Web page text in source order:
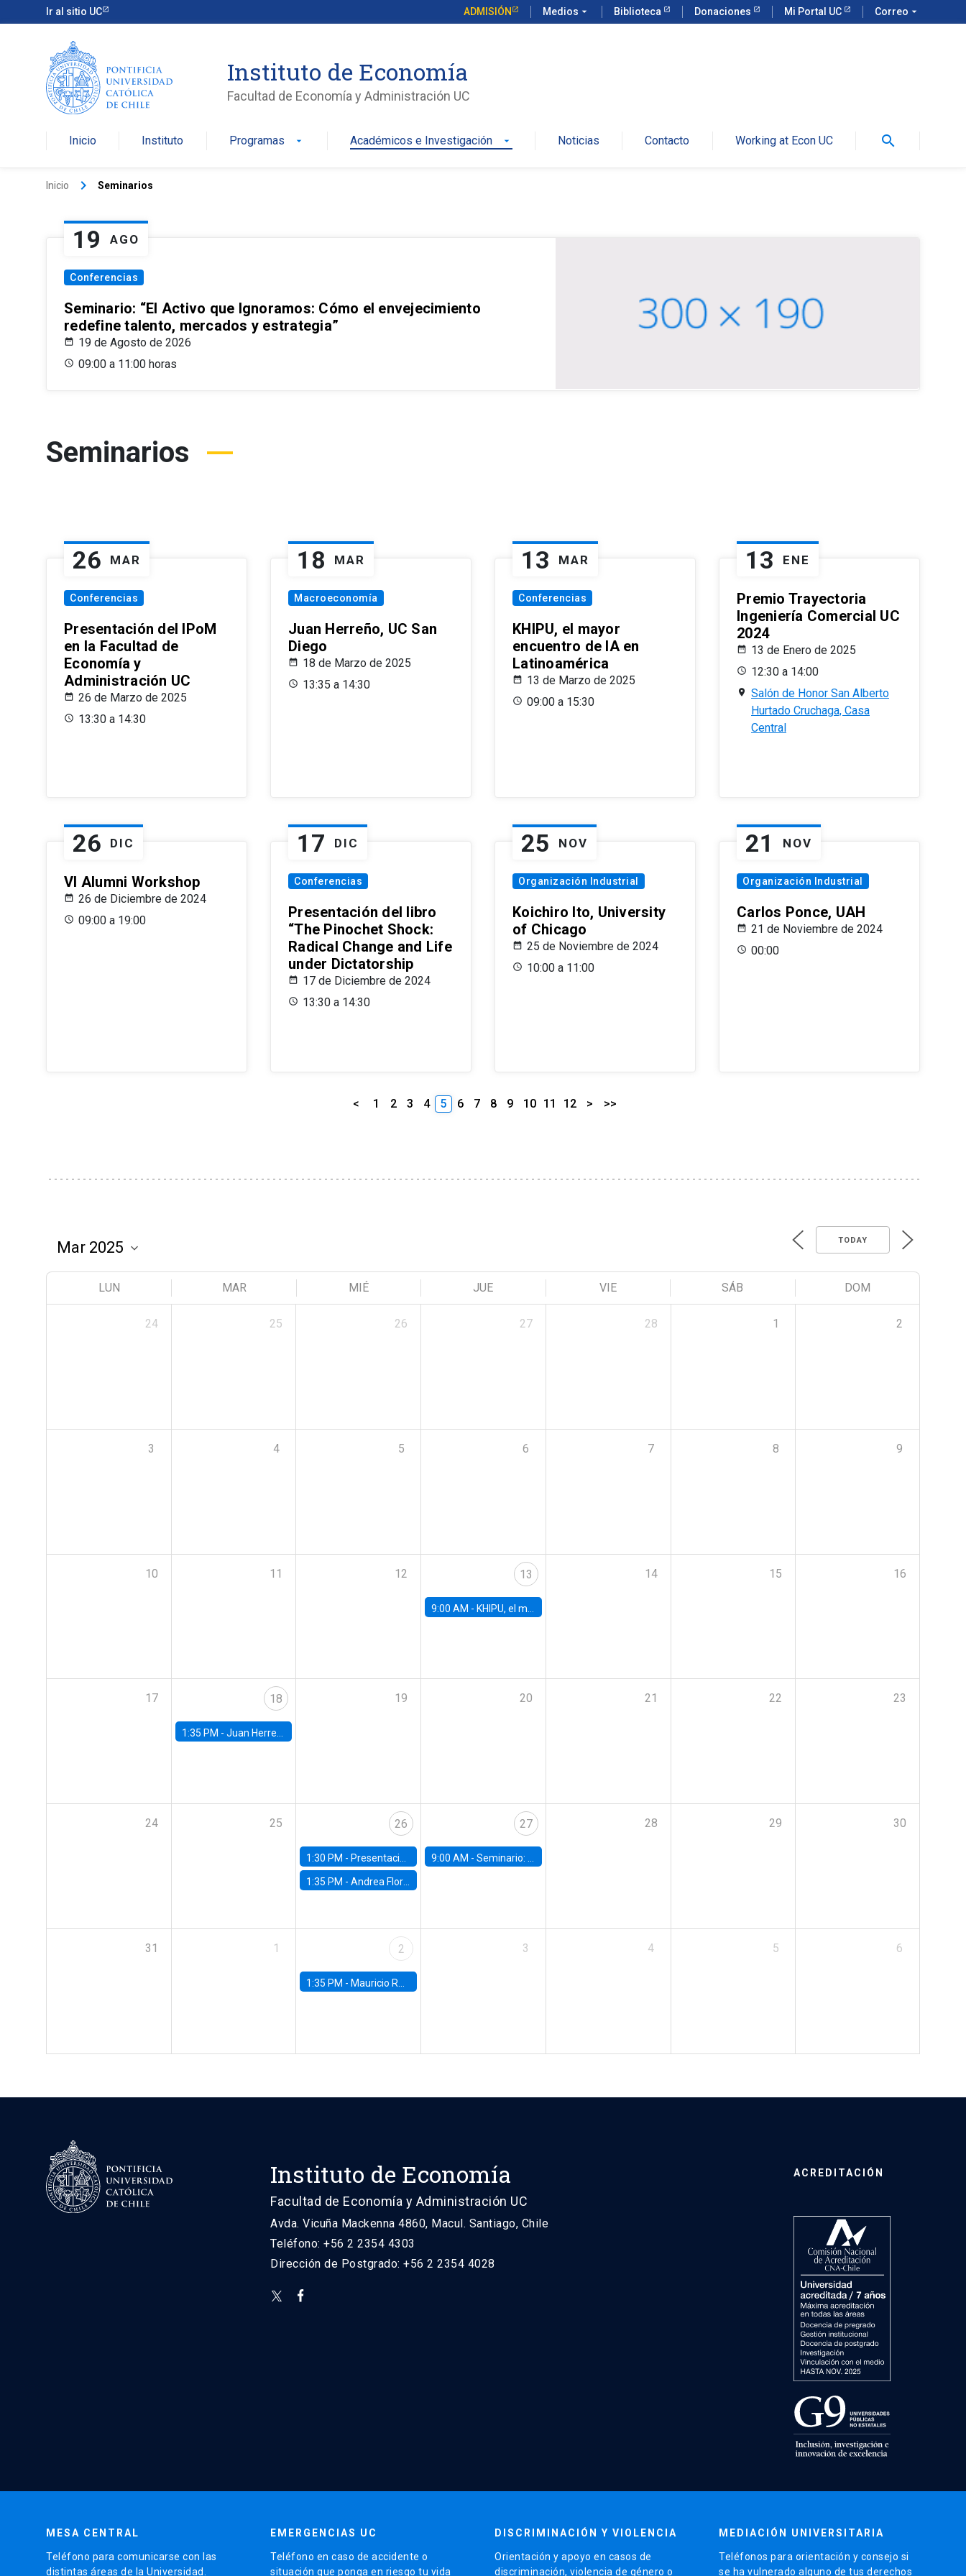
Ir al sitio UC ADMISIÓN Medios arrow_drop_down Biblioteca Donaciones Mi Portal UC Correo arrow_drop_down
Instituto de Economía
Facultad de Economía y Administración UC
Inicio Instituto Programas arrow_drop_down Académicos e Investigación arrow_drop_down Noticias Contacto Working at Econ UC search
Inicio keyboard_arrow_right Seminarios
19 AGO
Conferencias
Seminario: “El Activo que Ignoramos: Cómo el envejecimiento
redefine talento, mercados y estrategia”
19 de Agosto de 2026
09:00 a 11:00 horas
Seminarios
26 MAR
Conferencias
Presentación del IPoM
en la Facultad de
Economía y
Administración UC
26 de Marzo de 2025
13:30 a 14:30
18 MAR
Macroeconomía
Juan Herreño, UC San
Diego
18 de Marzo de 2025
13:35 a 14:30
13 MAR
Conferencias
KHIPU, el mayor
encuentro de IA en
Latinoamérica
13 de Marzo de 2025
09:00 a 15:30
13 ENE
Premio Trayectoria
Ingeniería Comercial UC
2024
13 de Enero de 2025
12:30 a 14:00
Salón de Honor San Alberto
Hurtado Cruchaga, Casa
Central
26 DIC
VI Alumni Workshop
26 de Diciembre de 2024
09:00 a 19:00
17 DIC
Conferencias
Presentación del libro
“The Pinochet Shock:
Radical Change and Life
under Dictatorship
17 de Diciembre de 2024
13:30 a 14:30
25 NOV
Organización Industrial
Koichiro Ito, University
of Chicago
25 de Noviembre de 2024
10:00 a 11:00
21 NOV
Organización Industrial
Carlos Ponce, UAH
21 de Noviembre de 2024
00:00
< 1 2 3 4 5 6 7 8 9 10 11 12 > >>
TODAY
LUN MAR MIÉ JUE VIE SÁB DOM
24 25 26 27 28 1 2
3 4 5 6 7 8 9
10 11 12 13
9:00 AM - KHIPU, el mayor encuentro de IA en Latinoamérica
14 15 16
17 18
1:35 PM - Juan Herreño, UC San Diego
19 20 21 22 23
24 25 26
1:30 PM - Presentación del IPoM en la Facultad de Economía y Administración UC
1:35 PM -Andrea Flores, FGV - Brasil
27
9:00 AM -Seminario: "Un futuro compartido: La urgencia de actuar contra el cambio climático"
28 29 30
31 1 2
1:35 PM - Mauricio Romero, ITAM
3 4 5 6
Instituto de Economía
Facultad de Economía y Administración UC
Avda. Vicuña Mackenna 4860, Macul. Santiago, Chile
Teléfono: +56 2 2354 4303
Dirección de Postgrado: +56 2 2354 4028
ACREDITACIÓN
MESA CENTRAL
Teléfono para comunicarse con las
distintas áreas de la Universidad.
EMERGENCIAS UC
Teléfono en caso de accidente o
situación que ponga en riesgo tu vida
DISCRIMINACIÓN Y VIOLENCIA
Orientación y apoyo en casos de
discriminación, violencia de género o
MEDIACIÓN UNIVERSITARIA
Teléfonos para orientación y consejo si
se ha vulnerado alguno de tus derechos